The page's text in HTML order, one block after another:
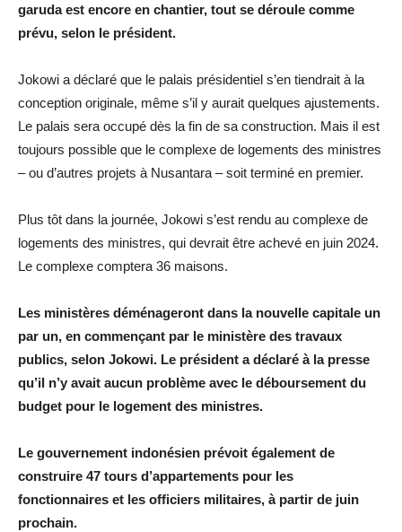
garuda est encore en chantier, tout se déroule comme
prévu, selon le président.
Jokowi a déclaré que le palais présidentiel s’en tiendrait à la
conception originale, même s’il y aurait quelques ajustements.
Le palais sera occupé dès la fin de sa construction. Mais il est
toujours possible que le complexe de logements des ministres
– ou d’autres projets à Nusantara – soit terminé en premier.
Plus tôt dans la journée, Jokowi s’est rendu au complexe de
logements des ministres, qui devrait être achevé en juin 2024.
Le complexe comptera 36 maisons.
Les ministères déménageront dans la nouvelle capitale un
par un, en commençant par le ministère des travaux
publics, selon Jokowi. Le président a déclaré à la presse
qu’il n’y avait aucun problème avec le déboursement du
budget pour le logement des ministres.
Le gouvernement indonésien prévoit également de
construire 47 tours d’appartements pour les
fonctionnaires et les officiers militaires, à partir de juin
prochain.